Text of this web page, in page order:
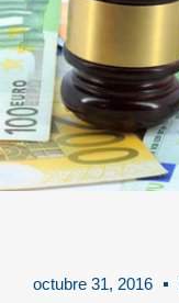
octubre 31, 2016